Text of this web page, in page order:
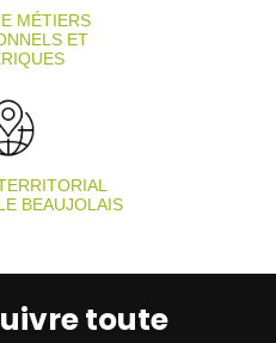
MÉTIERS
ET
BEAUJOLAIS
toute